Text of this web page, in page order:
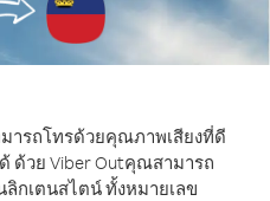
รถโทรด้วยคุณภาพเสียงที่ดี
ด้วย Viber Outคุณสามารถ
กเตนสไตน์ ทั้งหมายเลข